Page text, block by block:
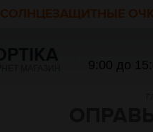
СОЛНЦЕЗАЩИТНЫЕ
9:00 до